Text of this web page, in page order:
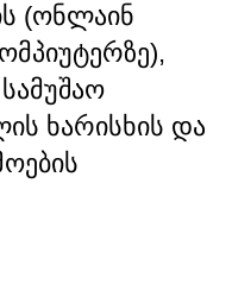
(ონლაინ
ხარისხის და